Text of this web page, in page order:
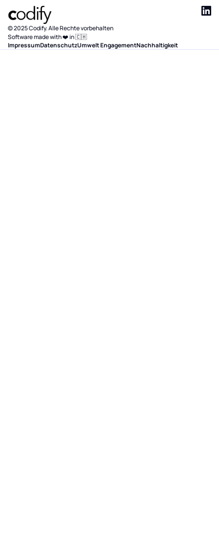
ImpressumDatenschutzUmwelt EngagementNachhaltigkeit
© 2025 Codify. Alle Rechte vorbehalten
Software made with ❤️ in 🇨🇭